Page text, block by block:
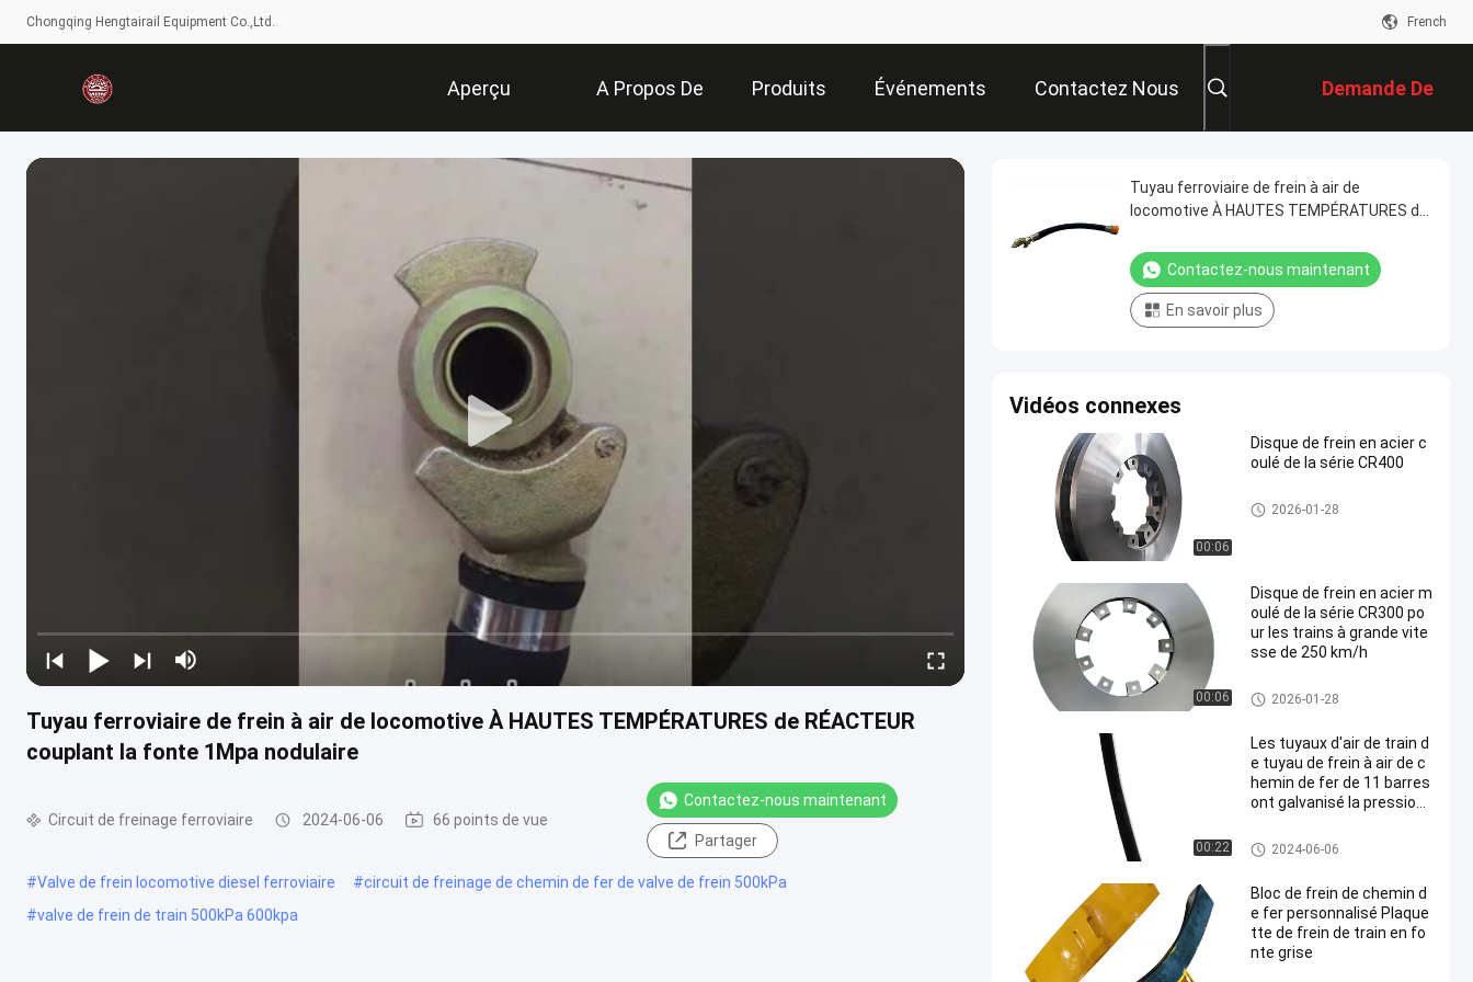
Chongqing Hengtairail Equipment Co.,Ltd. French
Aperçu A Propos De
Nous
Produits Événements Contactez Nous Demande De
Soumission
Tuyau ferroviaire de frein à air de locomotive À HAUTES TEMPÉRATURES de RÉACTEUR
couplant la fonte 1Mpa nodulaire
Circuit de freinage ferroviaire 2024-06-06 66 points de vue
Contactez-nous maintenant
Partager
#Valve de frein locomotive diesel ferroviaire #circuit de freinage de chemin de fer de valve de frein 500kPa
#valve de frein de train 500kPa 600kpa
Tuyau ferroviaire de frein à air de
locomotive À HAUTES TEMPÉRATURES de
nodulaire
Contactez-nous maintenant
En savoir plus
Vidéos connexes
00:06
Disque de frein en acier c
oulé de la série CR400
Circuit de freinage ferroviaire
2026-01-28
00:06
Disque de frein en acier m
oulé de la série CR300 po
ur les trains à grande vite
sse de 250 km/h
Circuit de freinage ferroviaire
2026-01-28
00:22
Les tuyaux d'air de train d
e tuyau de frein à air de c
hemin de fer de 11 barres
ont galvanisé la pression
Circuit de freinage ferroviaire
2024-06-06
Bloc de frein de chemin d
e fer personnalisé Plaque
tte de frein de train en fo
nte grise